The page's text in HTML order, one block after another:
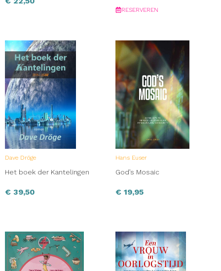
RESERVEREN
Dave Dröge
Het boek der Kantelingen
€ 39,50
Hans Euser
God’s Mosaic
€ 19,95